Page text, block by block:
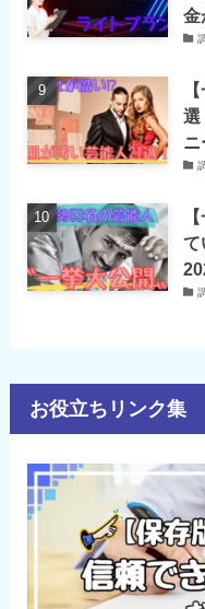
金
選
ニ
て
お役立ちリンク集